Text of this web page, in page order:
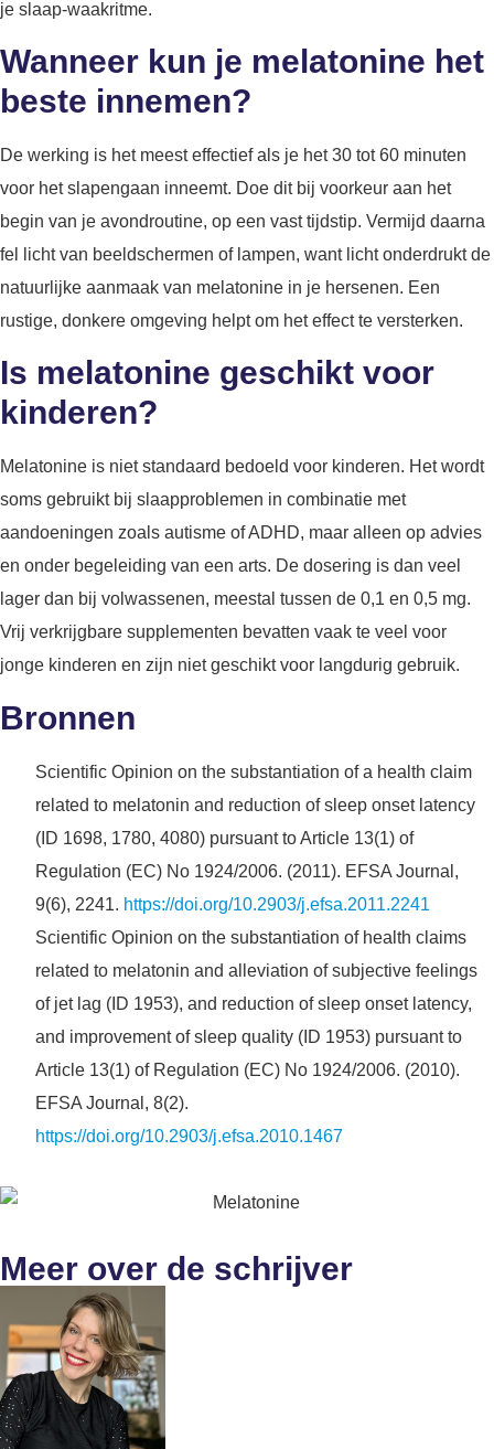
je slaap-waakritme.
Wanneer kun je melatonine het
beste innemen?
De werking is het meest effectief als je het 30 tot 60 minuten
voor het slapengaan inneemt. Doe dit bij voorkeur aan het
begin van je avondroutine, op een vast tijdstip. Vermijd daarna
fel licht van beeldschermen of lampen, want licht onderdrukt de
natuurlijke aanmaak van melatonine in je hersenen. Een
rustige, donkere omgeving helpt om het effect te versterken.
Is melatonine geschikt voor
kinderen?
Melatonine is niet standaard bedoeld voor kinderen. Het wordt
soms gebruikt bij slaapproblemen in combinatie met
aandoeningen zoals autisme of ADHD, maar alleen op advies
en onder begeleiding van een arts. De dosering is dan veel
lager dan bij volwassenen, meestal tussen de 0,1 en 0,5 mg.
Vrij verkrijgbare supplementen bevatten vaak te veel voor
jonge kinderen en zijn niet geschikt voor langdurig gebruik.
Bronnen
Scientific Opinion on the substantiation of a health claim
related to melatonin and reduction of sleep onset latency
(ID 1698, 1780, 4080) pursuant to Article 13(1) of
Regulation (EC) No 1924/2006. (2011). EFSA Journal,
9(6), 2241. https://doi.org/10.2903/j.efsa.2011.2241
Scientific Opinion on the substantiation of health claims
related to melatonin and alleviation of subjective feelings
of jet lag (ID 1953), and reduction of sleep onset latency,
and improvement of sleep quality (ID 1953) pursuant to
Article 13(1) of Regulation (EC) No 1924/2006. (2010).
EFSA Journal, 8(2).
https://doi.org/10.2903/j.efsa.2010.1467
Meer over de schrijver